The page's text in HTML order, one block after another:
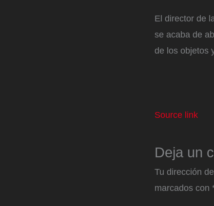
El director de
se acaba de
de los objetos
Source link
Deja un
Tu dirección
marcados con